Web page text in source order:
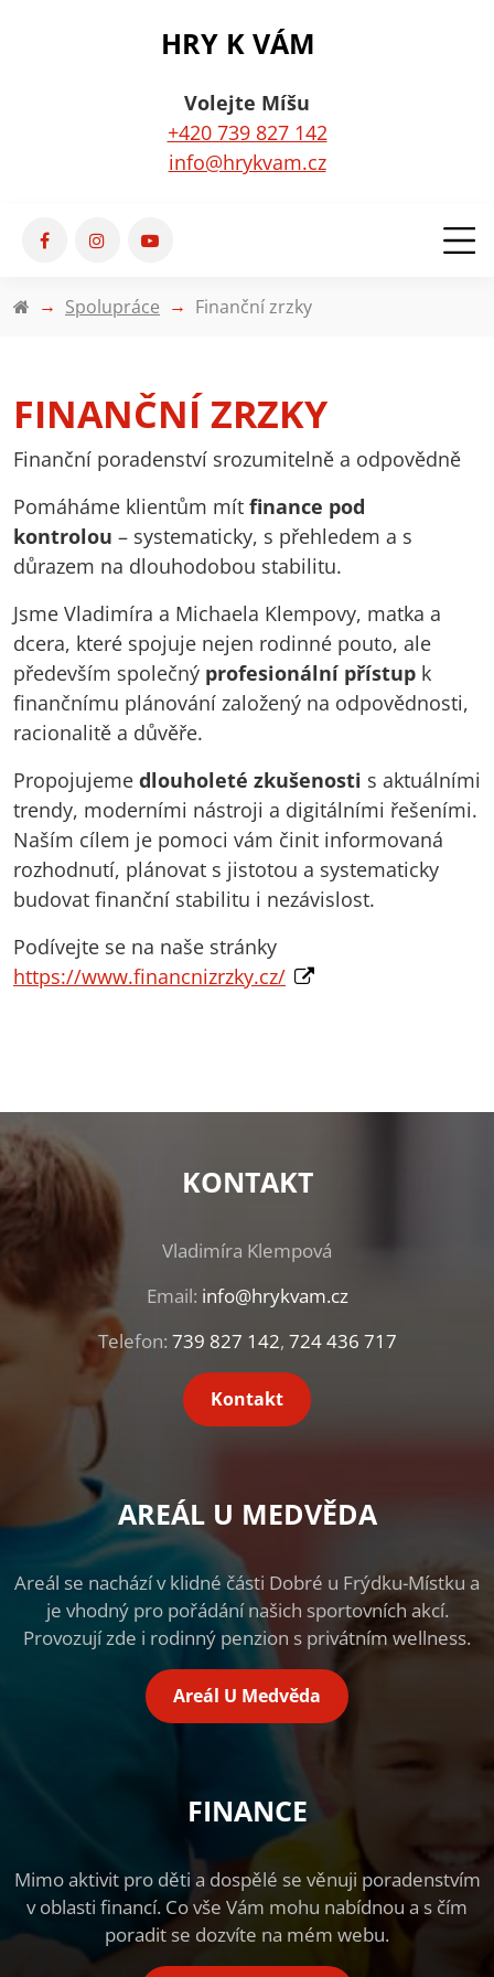
HRY K VÁM
Volejte Míšu
+420 739 827 142
info@hrykvam.cz
Spolupráce Finanční zrzky
FINANČNÍ ZRZKY
Finanční poradenství srozumitelně a odpovědně
Pomáháme klientům mít finance pod
kontrolou – systematicky, s přehledem a s
důrazem na dlouhodobou stabilitu.
Jsme Vladimíra a Michaela Klempovy, matka a
dcera, které spojuje nejen rodinné pouto, ale
především společný profesionální přístup k
finančnímu plánování založený na odpovědnosti,
racionalitě a důvěře.
Propojujeme dlouholeté zkušenosti s aktuálními
trendy, moderními nástroji a digitálními řešeními.
Naším cílem je pomoci vám činit informovaná
rozhodnutí, plánovat s jistotou a systematicky
budovat finanční stabilitu i nezávislost.
Podívejte se na naše stránky
https://www.financnizrzky.cz/
KONTAKT
Vladimíra Klempová
Email: info@hrykvam.cz
Telefon: 739 827 142, 724 436 717
Kontakt
AREÁL U MEDVĚDA
Areál se nachází v klidné části Dobré u Frýdku-Místku a
je vhodný pro pořádání našich sportovních akcí.
Provozují zde i rodinný penzion s privátním wellness.
Areál U Medvěda
FINANCE
Mimo aktivit pro děti a dospělé se věnuji poradenstvím
v oblasti financí. Co vše Vám mohu nabídnou a s čím
poradit se dozvíte na mém webu.